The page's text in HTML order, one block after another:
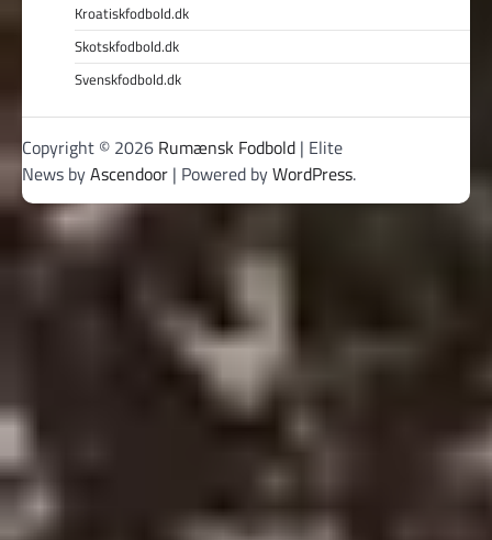
Kroatiskfodbold.dk
Skotskfodbold.dk
Svenskfodbold.dk
Copyright © 2026 Rumænsk Fodbold | Elite
News byAscendoor | Powered byWordPress.